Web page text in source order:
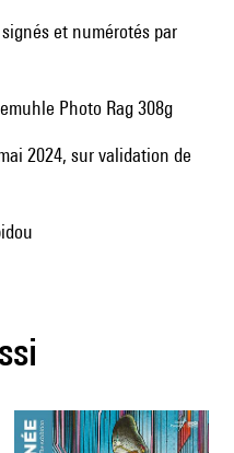
et numérotés par
Photo Rag 308g
2024, sur validation de